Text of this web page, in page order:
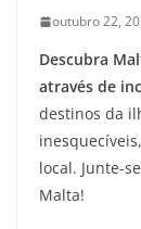
outubro 22,
Descubra
através de
destinos da
local. Junte-
Malta!